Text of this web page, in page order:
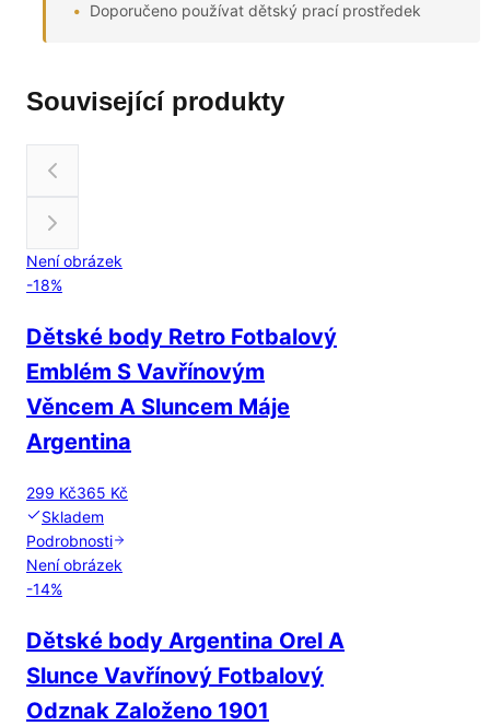
Doporučeno používat dětský prací prostředek
Související produkty
Není obrázek
-18%
Dětské body Retro Fotbalový
Emblém S Vavřínovým
Věncem A Sluncem Máje
Argentina
299 Kč365 Kč
Skladem
Podrobnosti
Není obrázek
-14%
Dětské body Argentina Orel A
Slunce Vavřínový Fotbalový
Odznak Založeno 1901